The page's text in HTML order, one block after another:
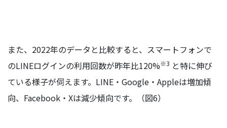
また、2022年のデータと比較すると、スマートフォンで
のLINEログインの利用回数が昨年比120%※3 と特に伸び
ている様子が伺えます。LINE・Google・Appleは増加傾
向、Facebook・Xは減少傾向です。（図6）